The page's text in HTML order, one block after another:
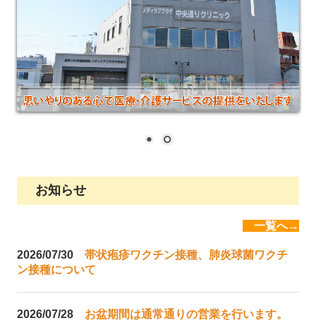
訪問リハビリテーション
居宅介護支援事業所
メディカルフィットネス
お知らせ
一覧へ→
2026/07/30帯状疱疹ワクチン接種、肺炎球菌ワクチ
ン接種について
2026/07/28 お盆期間は通常通りの営業を行います。